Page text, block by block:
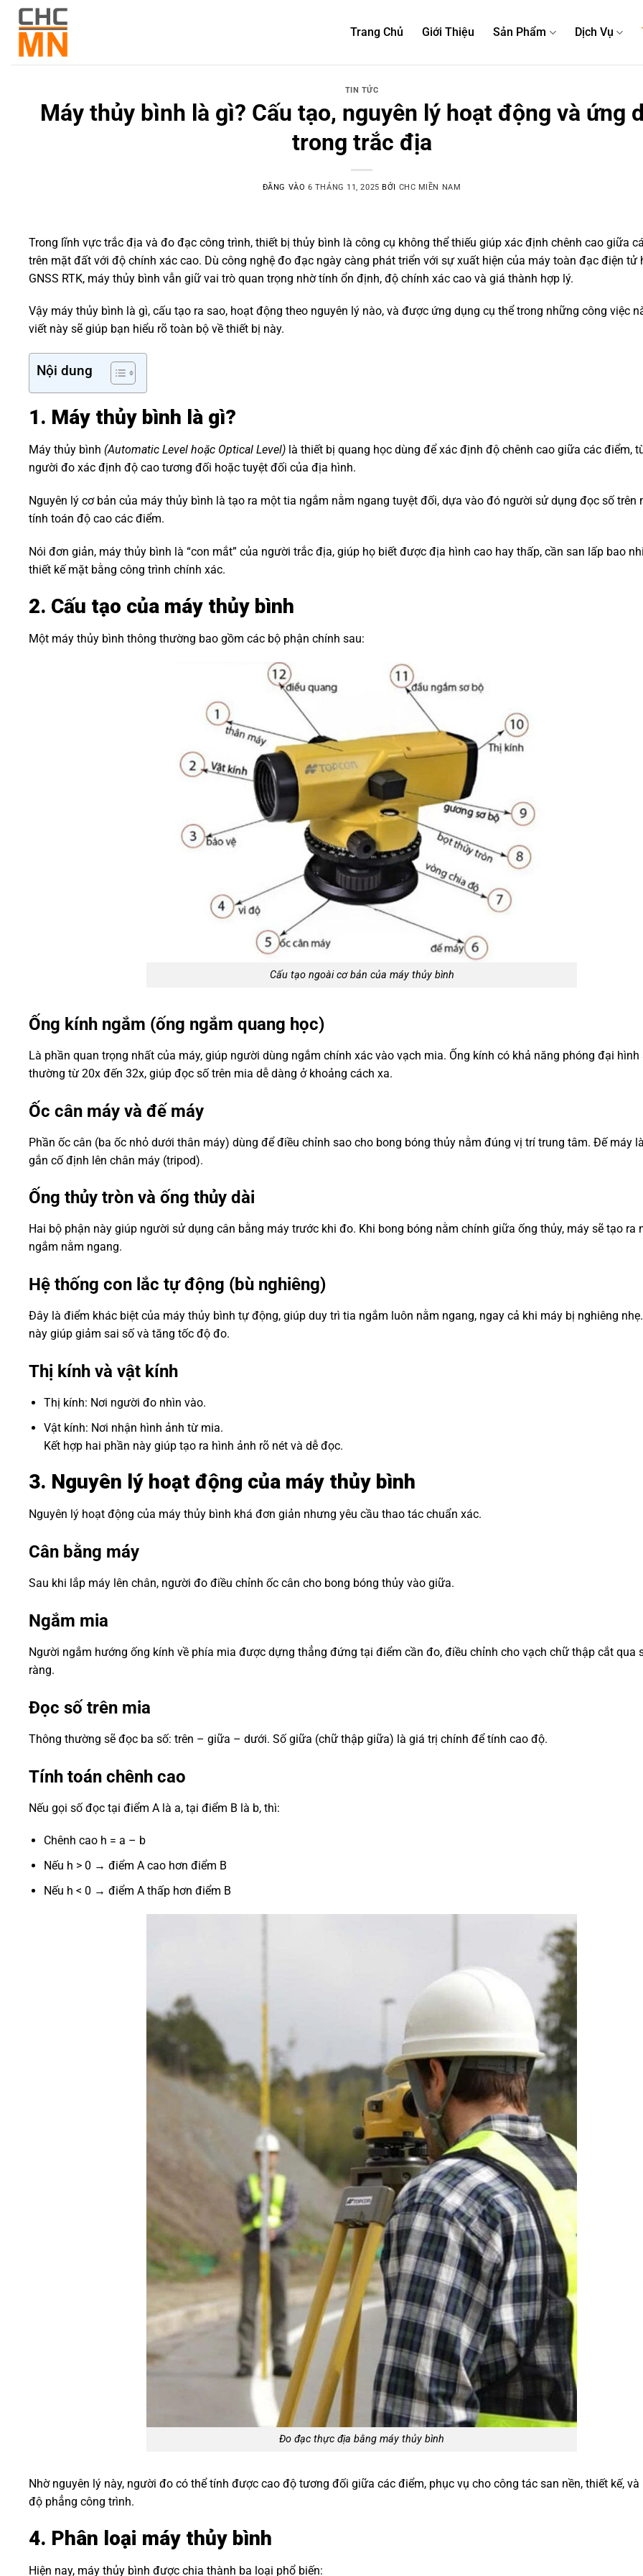
Trang Chủ Giới Thiệu Sản Phẩm Dịch Vụ
TIN TỨC
Máy thủy bình là gì? Cấu tạo, nguyên lý hoạt động và ứng
trong trắc địa
ĐĂNG VÀO 6 THÁNG 11, 2025 BỞI CHC MIỀN NAM
Trong lĩnh vực trắc địa và đo đạc công trình, thiết bị thủy bình là công cụ không thể thiếu giúp xác định chênh cao giữa
trên mặt đất với độ chính xác cao. Dù công nghệ đo đạc ngày càng phát triển với sự xuất hiện của máy toàn đạc điện tử
GNSS RTK, máy thủy bình vẫn giữ vai trò quan trọng nhờ tính ổn định, độ chính xác cao và giá thành hợp lý.
Vậy máy thủy bình là gì, cấu tạo ra sao, hoạt động theo nguyên lý nào, và được ứng dụng cụ thể trong những công việc
viết này sẽ giúp bạn hiểu rõ toàn bộ về thiết bị này.
Nội dung
1. Máy thủy bình là gì?
Máy thủy bình (Automatic Level hoặc Optical Level) là thiết bị quang học dùng để xác định độ chênh cao giữa các điểm,
người đo xác định độ cao tương đối hoặc tuyệt đối của địa hình.
Nguyên lý cơ bản của máy thủy bình là tạo ra một tia ngắm nằm ngang tuyệt đối, dựa vào đó người sử dụng đọc số trên
tính toán độ cao các điểm.
Nói đơn giản, máy thủy bình là “con mắt” của người trắc địa, giúp họ biết được địa hình cao hay thấp, cần san lấp bao
thiết kế mặt bằng công trình chính xác.
2. Cấu tạo của máy thủy bình
Một máy thủy bình thông thường bao gồm các bộ phận chính sau:
Cấu tạo ngoài cơ bản của máy thủy bình
Ống kính ngắm (ống ngắm quang học)
Là phần quan trọng nhất của máy, giúp người dùng ngắm chính xác vào vạch mia. Ống kính có khả năng phóng đại hình
thường từ 20x đến 32x, giúp đọc số trên mia dễ dàng ở khoảng cách xa.
Ốc cân máy và đế máy
Phần ốc cân (ba ốc nhỏ dưới thân máy) dùng để điều chỉnh sao cho bong bóng thủy nằm đúng vị trí trung tâm. Đế máy
gắn cố định lên chân máy (tripod).
Ống thủy tròn và ống thủy dài
Hai bộ phận này giúp người sử dụng cân bằng máy trước khi đo. Khi bong bóng nằm chính giữa ống thủy, máy sẽ tạo ra
ngắm nằm ngang.
Hệ thống con lắc tự động (bù nghiêng)
Đây là điểm khác biệt của máy thủy bình tự động, giúp duy trì tia ngắm luôn nằm ngang, ngay cả khi máy bị nghiêng
này giúp giảm sai số và tăng tốc độ đo.
Thị kính và vật kính
Thị kính: Nơi người đo nhìn vào.
Vật kính: Nơi nhận hình ảnh từ mia.
Kết hợp hai phần này giúp tạo ra hình ảnh rõ nét và dễ đọc.
3. Nguyên lý hoạt động của máy thủy bình
Nguyên lý hoạt động của máy thủy bình khá đơn giản nhưng yêu cầu thao tác chuẩn xác.
Cân bằng máy
Sau khi lắp máy lên chân, người đo điều chỉnh ốc cân cho bong bóng thủy vào giữa.
Ngắm mia
Người ngắm hướng ống kính về phía mia được dựng thẳng đứng tại điểm cần đo, điều chỉnh cho vạch chữ thập cắt qua
ràng.
Đọc số trên mia
Thông thường sẽ đọc ba số: trên – giữa – dưới. Số giữa (chữ thập giữa) là giá trị chính để tính cao độ.
Tính toán chênh cao
Nếu gọi số đọc tại điểm A là a, tại điểm B là b, thì:
Chênh cao h = a – b
Nếu h > 0 → điểm A cao hơn điểm B
Nếu h < 0 → điểm A thấp hơn điểm B
Đo đạc thực địa bằng máy thủy bình
Nhờ nguyên lý này, người đo có thể tính được cao độ tương đối giữa các điểm, phục vụ cho công tác san nền, thiết kế, và
độ phẳng công trình.
4. Phân loại máy thủy bình
Hiện nay, máy thủy bình được chia thành ba loại phổ biến: